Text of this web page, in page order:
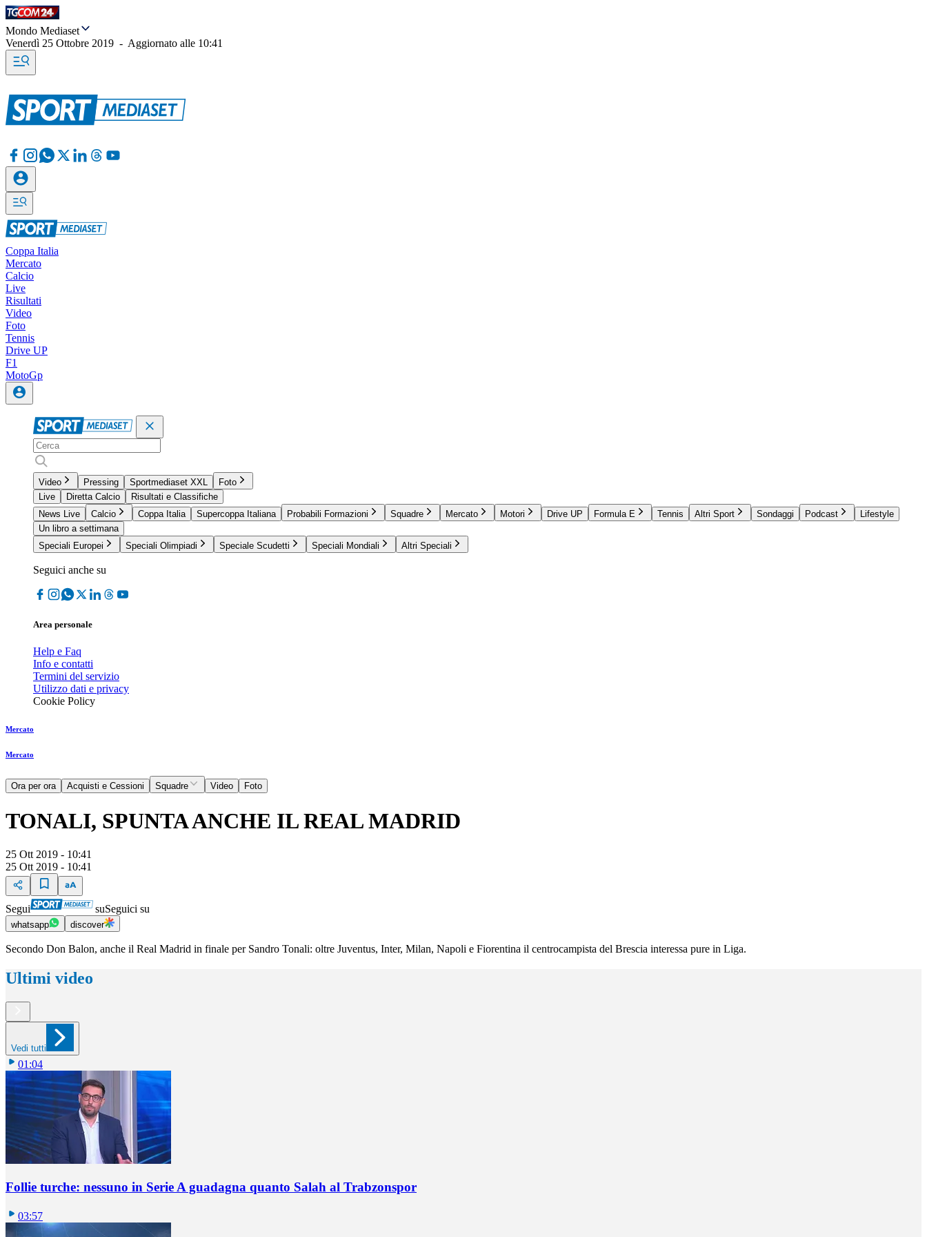
Mondo Mediaset
Venerdì 25 Ottobre 2019 - Aggiornato alle 10:41
Coppa Italia
Mercato
Calcio
Live
Risultati
Video
Foto
Tennis
Drive UP
F1
MotoGp
Video Pressing Sportmediaset XXL
Foto
Live
Diretta Calcio
Risultati e Classifiche
News Live
Calcio Coppa Italia Supercoppa Italiana Probabili Formazioni Squadre Mercato Motori Drive UP Formula E Tennis Altri Sport Sondaggi Podcast
Lifestyle
Un libro a settimana
Speciali Europei
Speciali Olimpiadi Speciale Scudetti Speciali Mondiali Altri Speciali
Seguici anche su
Area personale
Help e Faq
Info e contatti
Termini del servizio
Utilizzo dati e privacy
Cookie Policy
Mercato
Mercato
Ora per ora Acquisti e Cessioni Squadre Video Foto
TONALI, SPUNTA ANCHE IL REAL MADRID
25 Ott 2019 - 10:41
25 Ott 2019 - 10:41
Segui suSeguici su
whatsapp discover
Secondo Don Balon, anche il Real Madrid in finale per Sandro Tonali: oltre Juventus, Inter, Milan, Napoli e Fiorentina il centrocampista del Brescia interessa pure in Liga.
Ultimi video
Vedi tutti
01:04
Follie turche: nessuno in Serie A guadagna quanto Salah al Trabzonspor
03:57